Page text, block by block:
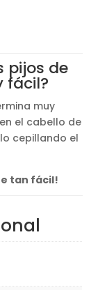
pijos de
fácil?
muy
el cabello de
cepillando el
tan fácil!